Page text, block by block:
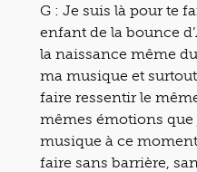
G : Je suis là pour te
enfant de la bounce
la naissance même
ma musique et
faire ressentir le
mêmes émotions que
musique à ce
faire sans barrière,